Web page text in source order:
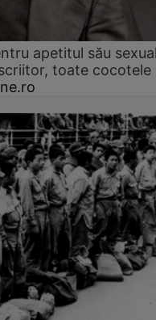
apetitul său
toate cocotele